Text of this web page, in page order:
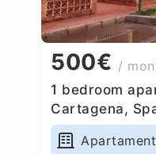
500€ /
1 bedroom
Cartagena,